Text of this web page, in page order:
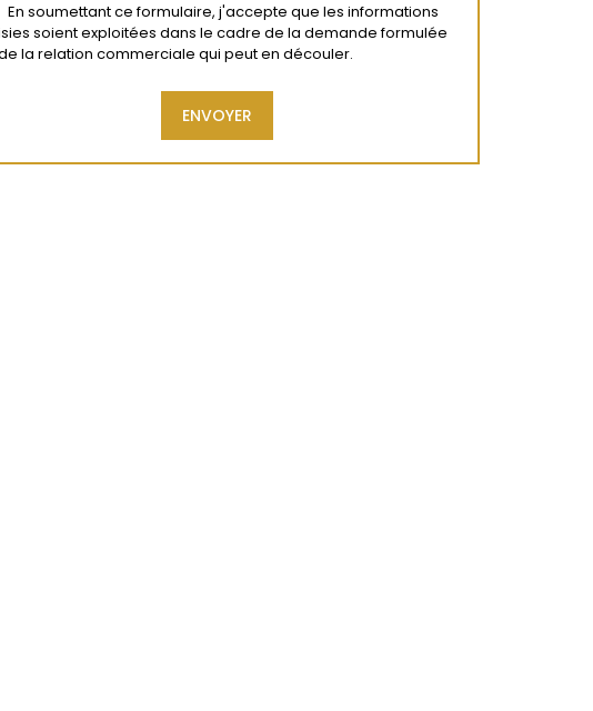
En soumettant ce formulaire, j'accepte que les informations
soient exploitées dans le cadre de la demande formulée
la relation commerciale qui peut en découler.